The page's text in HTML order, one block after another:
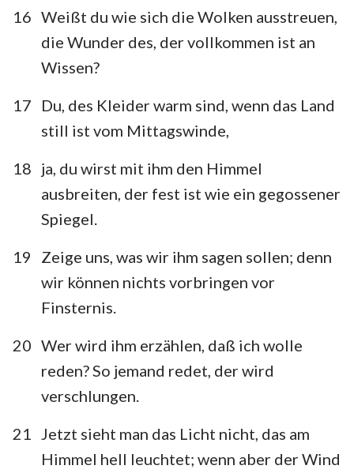
29
30 31 32 33 34
35
36
37 38 39 40 41 42
16 Weißt du wie sich die Wolken ausstreuen,
die Wunder des, der vollkommen ist an
Wissen?
17
Du, des Kleider warm sind, wenn das Land
still ist vom Mittagswinde,
18 ja, du wirst mit ihm den Himmel
ausbreiten, der fest ist wie ein gegossener
Spiegel.
19
Zeige uns, was wir ihm sagen sollen; denn
wir können nichts vorbringen vor
Finsternis.
20 Wer wird ihm erzählen, daß ich wolle
reden? So jemand redet, der wird
verschlungen.
21
Jetzt sieht man das Licht nicht, das am
Himmel hell leuchtet; wenn aber der Wind